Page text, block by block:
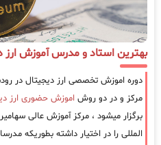
بهترین استاد و مدرس آموزش ارز
دوره اموزش تخصصی ارز دیجیتال در
مرکز و در دو روش اموزش حضوری ارز
المللی را در اختیار داشته بطوریکه